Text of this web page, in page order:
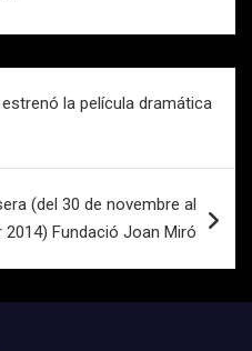
la película dramática
(del 30 de novembre al
2014) Fundació Joan Miró